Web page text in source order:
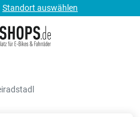
Standort auswählen